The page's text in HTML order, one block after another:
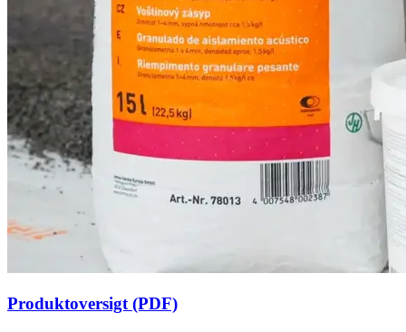
Produktoversigt (PDF)